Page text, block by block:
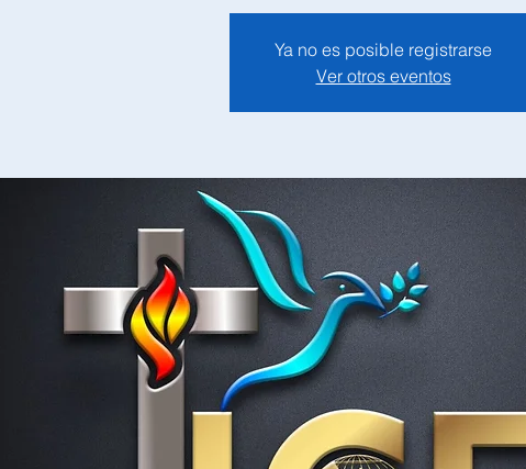
Ya no es posible registrarse
Ver otros eventos